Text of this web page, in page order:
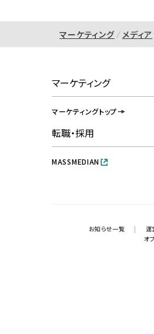
マーケティング メディア
マーケティング
マーケティングトップ
転職・採用
MASSMEDIAN
お知らせ一覧 | 運
オ